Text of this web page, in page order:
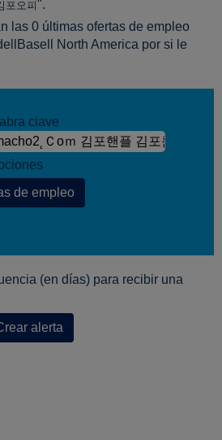
포오피".
las 0 últimas ofertas de empleo
North America por si le
clave
(en días) para recibir una
alerta